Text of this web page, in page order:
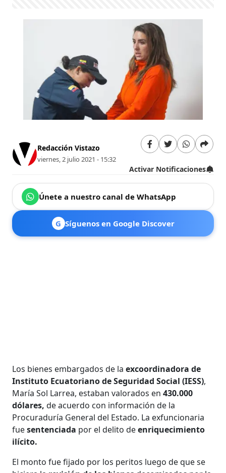
Redacción Vistazo
viernes, 2 julio 2021 - 15:32
Activar Notificaciones
Únete a nuestro canal de WhatsApp
G Síguenos en Google Discover
Los bienes embargados de laexcoordinadora de
Instituto Ecuatoriano de Seguridad Social (IESS),
María Sol Larrea, estaban valorados en 430.000
dólares, de acuerdo con información de la
Procuraduría General del Estado. La exfuncionaria
fuesentenciada por el delito deenriquecimiento
ilícito.
El monto fue fijado por los peritos luego de que se